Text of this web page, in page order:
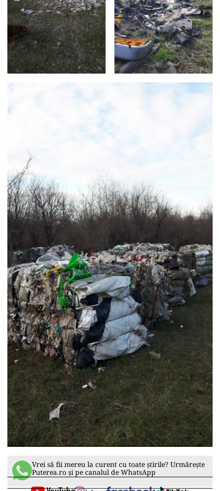
Vrei să fii mereu la curent cu toate știrile? Urmărește
Puterea.ro și pe canalul de WhatsApp